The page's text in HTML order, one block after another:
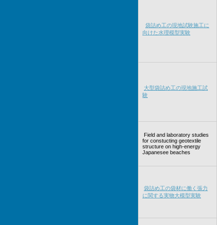
袋詰め工の現地試験施工に
向けた水理模型実験
大型袋詰め工の現地施工試
験
Field and laboratory studies
for constucting geotextile
structure on high-energy
Japanesee beaches
袋詰め工の袋材に働く張力
に関する実物大模型実験